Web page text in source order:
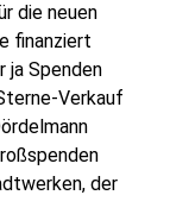
die neuen
finanziert
ja Spenden
Verkauf
der